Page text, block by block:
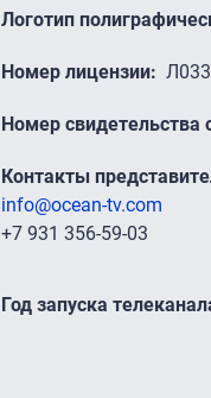
Логотип
Номер лицензии
Номер
Контакты
info@ocean-tv.com
+7 931 356-59-03
Год запуска